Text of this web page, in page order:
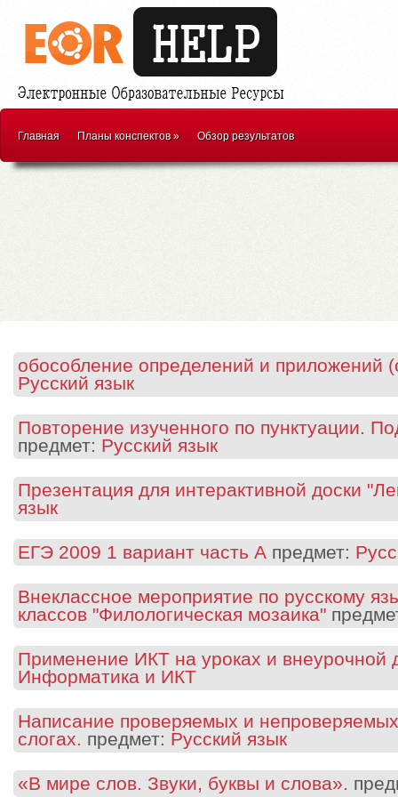
Главная Планы конспектов» Обзор результатов
обособление определений и приложений
Русский язык
Повторение изученного по пунктуации.
предмет: Русский язык
Презентация для интерактивной доски
язык
ЕГЭ 2009 1 вариант часть А предмет:
Внеклассное мероприятие по русскому
классов "Филологическая мозаика"
Применение ИКТ на уроках и внеурочной
Информатика и ИКТ
Написание проверяемых и
слогах. предмет: Русский язык
«В мире слов. Звуки, буквы и слова».